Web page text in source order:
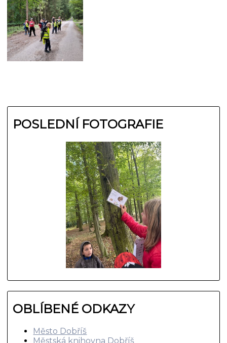
POSLEDNÍ FOTOGRAFIE
OBLÍBENÉ ODKAZY
Město Dobříš
Městská knihovna Dobříš